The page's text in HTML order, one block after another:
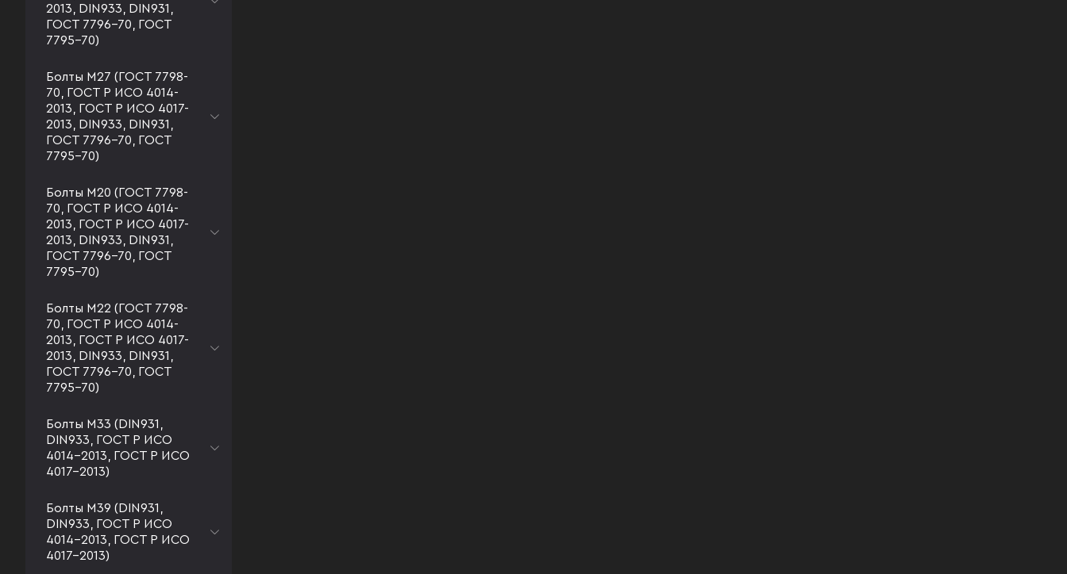
2013, DIN933, DIN931,
ГОСТ 7796-70, ГОСТ
7795-70)
Болты М27 (ГОСТ 7798-
70, ГОСТ Р ИСО 4014-
2013, ГОСТ Р ИСО 4017-
2013, DIN933, DIN931,
ГОСТ 7796-70, ГОСТ
7795-70)
Болты М20 (ГОСТ 7798-
70, ГОСТ Р ИСО 4014-
2013, ГОСТ Р ИСО 4017-
2013, DIN933, DIN931,
ГОСТ 7796-70, ГОСТ
7795-70)
Болты М22 (ГОСТ 7798-
70, ГОСТ Р ИСО 4014-
2013, ГОСТ Р ИСО 4017-
2013, DIN933, DIN931,
ГОСТ 7796-70, ГОСТ
7795-70)
Болты М33 (DIN931,
DIN933, ГОСТ Р ИСО
4014-2013, ГОСТ Р ИСО
4017-2013)
Болты М39 (DIN931,
DIN933, ГОСТ Р ИСО
4014-2013, ГОСТ Р ИСО
4017-2013)